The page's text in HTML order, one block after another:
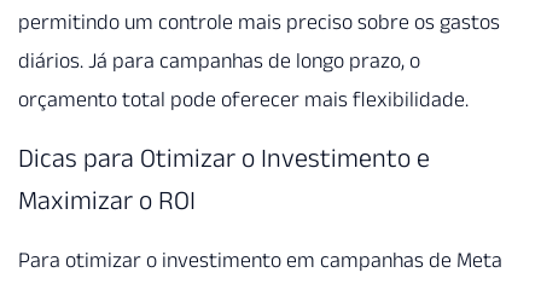
permitindo um controle mais preciso sobre os gastos
diários. Já para campanhas de longo prazo, o
orçamento total pode oferecer mais flexibilidade.
Dicas para Otimizar o Investimento e
Maximizar o ROI
Para otimizar o investimento em campanhas de Meta